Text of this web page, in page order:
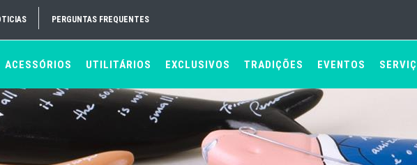
PERGUNTAS FREQUENTES
ACESSÓRIOS UTILITÁRIOS EXCLUSIVOS TRADIÇÕES EVENTOS